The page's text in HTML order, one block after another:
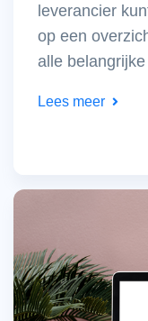
leverancier
op een
alle
Lees meer